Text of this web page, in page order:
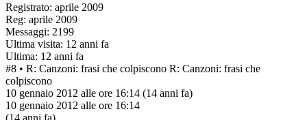
Registrato: aprile 2009
Reg: aprile 2009
Messaggi: 2199
Ultima visita: 12 anni fa
Ultima: 12 anni fa
#8 • R: Canzoni: frasi che colpiscono R: Canzoni: frasi che
colpiscono
10 gennaio 2012 alle ore 16:14 (14 anni fa)
10 gennaio 2012 alle ore 16:14
(14 anni fa)